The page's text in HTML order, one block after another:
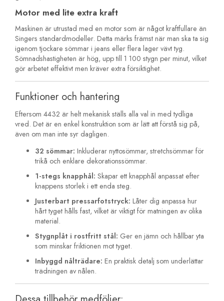
Motor med lite extra kraft
Maskinen är utrustad med en motor som är något kraftfullare än
Singers standardmodeller. Detta märks främst när man ska ta sig
igenom tjockare sömmar i jeans eller flera lager vävt tyg.
Sömnadshastigheten är hög, upp till 1 100 stygn per minut, vilket
gör arbetet effektivt men kräver extra försiktighet.
Funktioner och hantering
Eftersom 4432 är helt mekanisk ställs alla val in med tydliga
vred. Det är en enkel konstruktion som är lätt att förstå sig på,
även om man inte syr dagligen.
32 sömmar: Inkluderar nyttosömmar, stretchsömmar för
trikå och enklare dekorationssömmar.
1-stegs knapphål: Skapar ett knapphål anpassat efter
knappens storlek i ett enda steg.
Justerbart pressarfotstryck: Låter dig anpassa hur
hårt tyget hålls fast, vilket är viktigt för matningen av olika
material.
Stygnplåt i rostfritt stål: Ger en jämn och hållbar yta
som minskar friktionen mot tyget.
Inbyggd nålträdare: En praktisk detalj som underlättar
trädningen av nålen.